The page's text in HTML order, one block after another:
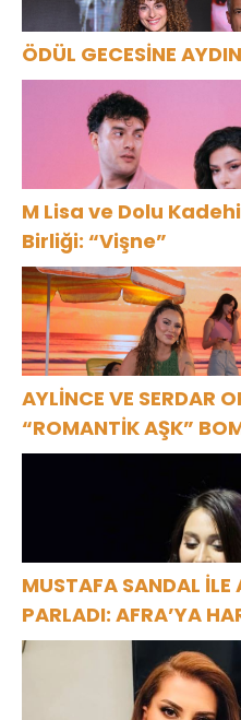
ÖDÜL GECESİNE
M Lisa ve Dolu
Birliği: “Vişne”
AYLİNCE VE SERDAR
“ROMANTİK AŞK”
MUSTAFA SANDAL İLE
PARLADI: AFRA’YA